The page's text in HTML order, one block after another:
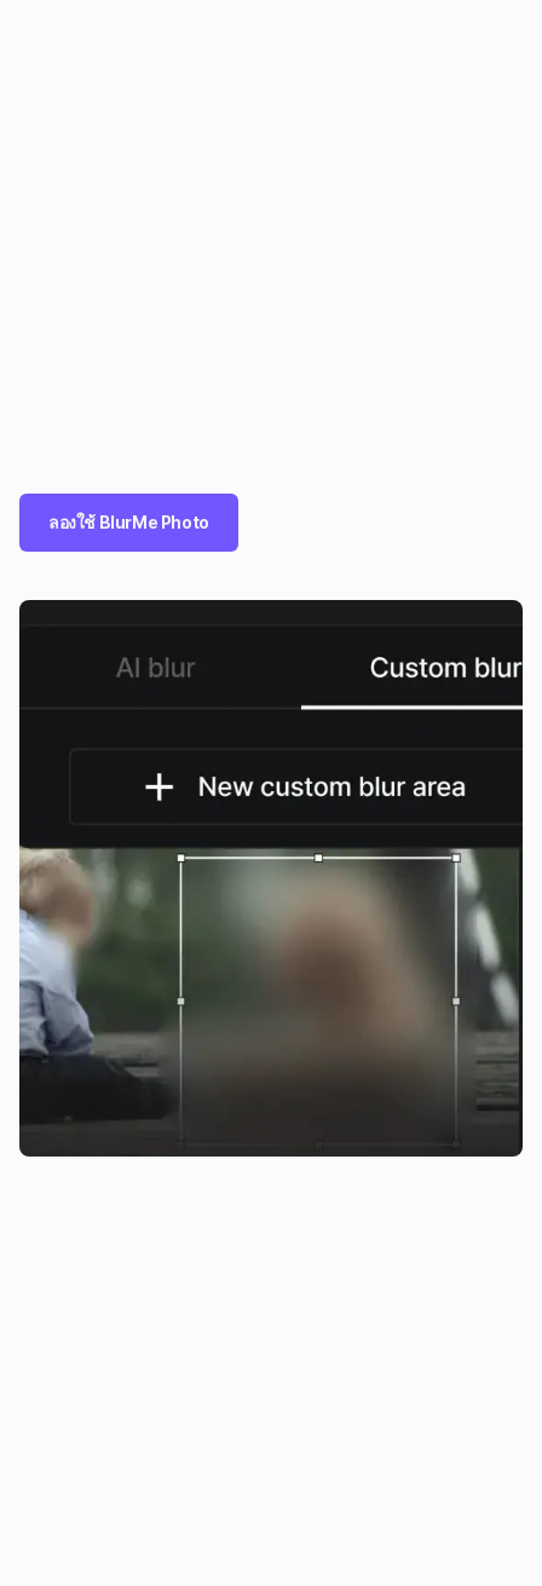
ลองใช้ BlurMe Photo